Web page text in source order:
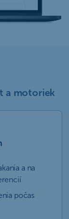
a motoriek
a na
počas